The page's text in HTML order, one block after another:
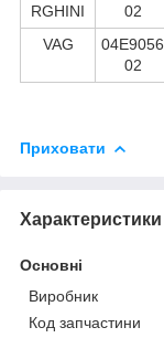
RGHINI
02
VAG
04E9056
02
Приховати
Характеристики
Основні
Виробник
Код запчастини